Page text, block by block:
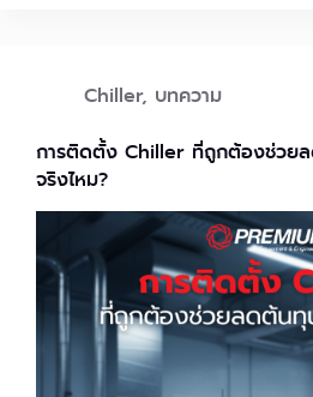
Chiller, บทความ
การติดตั้ง Chiller ที่ถูกต้องช่วย
จริงไหม?